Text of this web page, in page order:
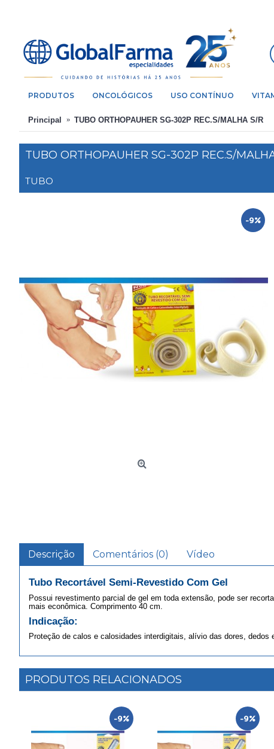
PRODUTOS ONCOLÓGICOS USO CONTÍNUO
Principal TUBO ORTHOPAUHER SG-302P REC.S/MALHA S/R
TUBO ORTHOPAUHER SG-302P REC.S/
TUBO
-9%
Descrição Comentários (0) Vídeo
Tubo Recortável Semi-Revestido Com Gel
Possui revestimento parcial de gel em toda extensão, pode ser
mais econômica. Comprimento 40 cm.
Indicação:
Proteção de calos e calosidades interdigitais, alívio das dores,
PRODUTOS RELACIONADOS
-9% -9%